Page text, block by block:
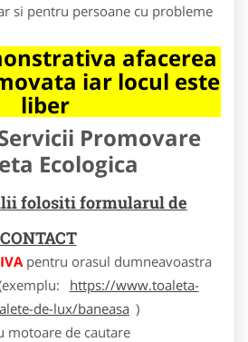
si pentru persoane cu probleme
afacerea
iar locul este
liber
Promovare
Ecologica
folositi formularul de
CONTACT
pentru orasul dumneavoastra
https://www.toaleta-
de-lux/baneasa )
motoare de cautare